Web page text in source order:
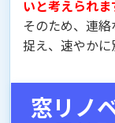
いと考えられま
そのため、連
捉え、速やかに
窓リノ